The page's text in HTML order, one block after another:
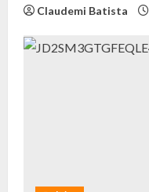
Claudemi Batista